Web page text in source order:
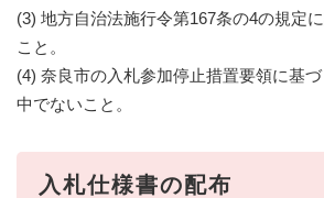
(3) 地方自治法施行令第167条の4の規定
こと。
(4) 奈良市の入札参加停止措置要領に基
中でないこと。
入札仕様書の配布